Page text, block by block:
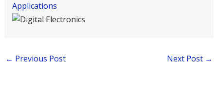
Applications
← Previous Post Next Post →